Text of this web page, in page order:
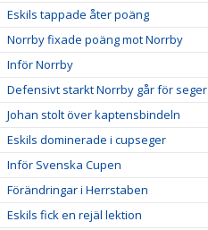
Eskils tappade åter poäng
Norrby fixade poäng mot Norrby
Inför Norrby
Defensivt starkt Norrby går för seger
Johan stolt över kaptensbindeln
Eskils dominerade i cupseger
Inför Svenska Cupen
Förändringar i Herrstaben
Eskils fick en rejäl lektion